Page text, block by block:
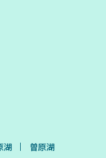
湖 曽原湖